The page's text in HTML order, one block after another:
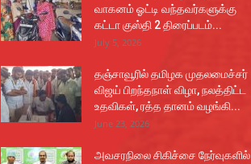
வாகனம் ஓட்டி வந்தவர்களுக்கு
கட்டா குஸ்தி 2 திரைப்படம்...
July 5, 2026
தஞ்சாவூரில் தமிழக முதலமைச்சர்
விஜய் பிறந்தநாள் விழா, நலத்திட்ட
உதவிகள், ரத்த தானம் வழங்கி...
June 23, 2026
அவசரநிலை சிகிச்சை நேர்வுகளில்